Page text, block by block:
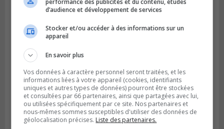
LONGUEUIL
Publié le 31 juillet 2026 à 09h28
Alexandre Da Costa s’en va diriger au
Mexique
performance des publicités et du contenu, études
d’audience et développement de services
Stocker et/ou accéder à des informations sur un
appareil
En savoir plus
Vos données à caractère personnel seront traitées, et les
informations liées à votre appareil (cookies, identifiants
uniques et autres types de données) pourront être stockées
et consultées par 66 partenaires, ainsi que partagées avec lui,
ou utilisées spécifiquement par ce site. Nos partenaires et
nous-mêmes sommes susceptibles d'utiliser des données de
géolocalisation précises. Liste des partenaires.